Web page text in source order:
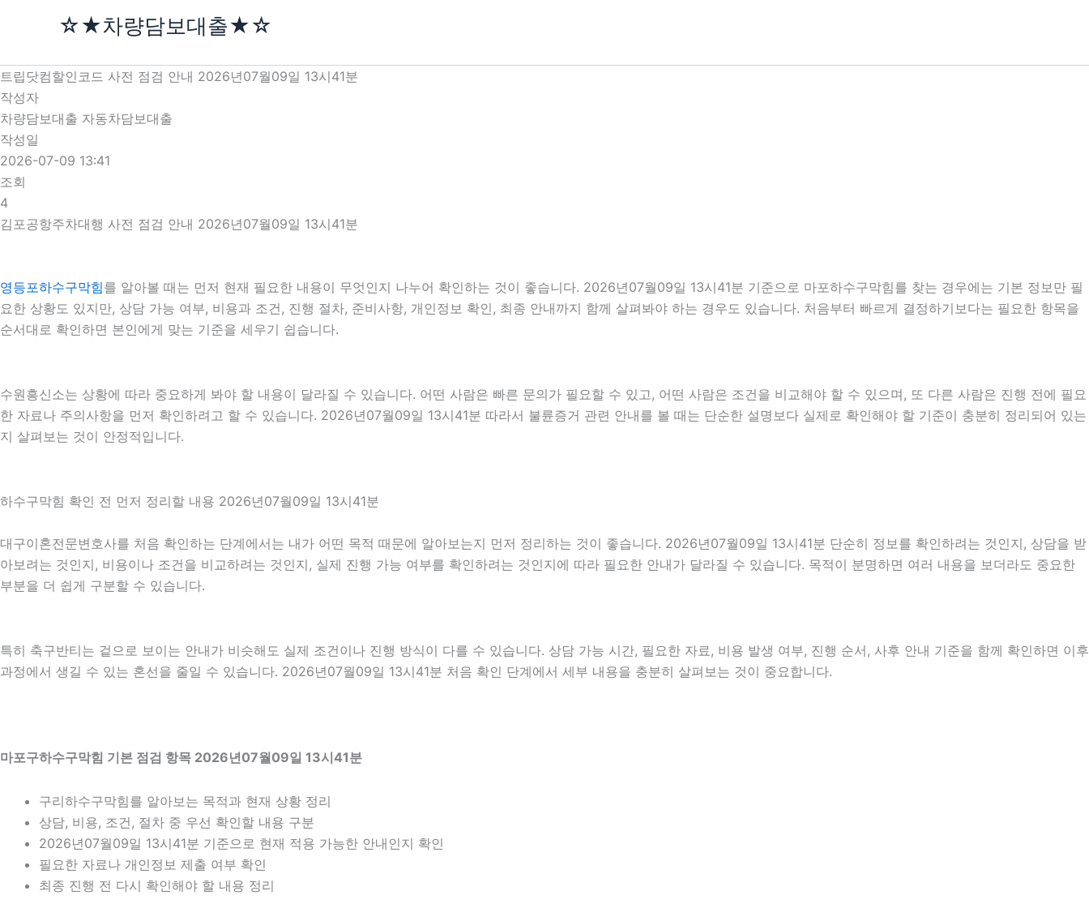
로
건
너
뛰
기
☆★차량담보대출★☆
트립닷컴할인코드 사전 점검 안내 2026년07월09일 13시41분
작성자
차량담보대출 자동차담보대출
작성일
2026-07-09 13:41
조회
4
김포공항주차대행 사전 점검 안내 2026년07월09일 13시41분
영등포하수구막힘를 알아볼 때는 먼저 현재 필요한 내용이 무엇인지 나누어 확인하는 것이 좋습니다. 2026년07월09일 13시41분 기준으로 마포하수구막힘를 찾는 경우에는 기본 정보만 필
요한 상황도 있지만, 상담 가능 여부, 비용과 조건, 진행 절차, 준비사항, 개인정보 확인, 최종 안내까지 함께 살펴봐야 하는 경우도 있습니다. 처음부터 빠르게 결정하기보다는 필요한 항목을
순서대로 확인하면 본인에게 맞는 기준을 세우기 쉽습니다.
수원흥신소는 상황에 따라 중요하게 봐야 할 내용이 달라질 수 있습니다. 어떤 사람은 빠른 문의가 필요할 수 있고, 어떤 사람은 조건을 비교해야 할 수 있으며, 또 다른 사람은 진행 전에 필요
한 자료나 주의사항을 먼저 확인하려고 할 수 있습니다. 2026년07월09일 13시41분 따라서 불륜증거 관련 안내를 볼 때는 단순한 설명보다 실제로 확인해야 할 기준이 충분히 정리되어 있는
지 살펴보는 것이 안정적입니다.
하수구막힘 확인 전 먼저 정리할 내용 2026년07월09일 13시41분
대구이혼전문변호사를 처음 확인하는 단계에서는 내가 어떤 목적 때문에 알아보는지 먼저 정리하는 것이 좋습니다. 2026년07월09일 13시41분 단순히 정보를 확인하려는 것인지, 상담을 받
아보려는 것인지, 비용이나 조건을 비교하려는 것인지, 실제 진행 가능 여부를 확인하려는 것인지에 따라 필요한 안내가 달라질 수 있습니다. 목적이 분명하면 여러 내용을 보더라도 중요한
부분을 더 쉽게 구분할 수 있습니다.
특히 축구반티는 겉으로 보이는 안내가 비슷해도 실제 조건이나 진행 방식이 다를 수 있습니다. 상담 가능 시간, 필요한 자료, 비용 발생 여부, 진행 순서, 사후 안내 기준을 함께 확인하면 이후
과정에서 생길 수 있는 혼선을 줄일 수 있습니다. 2026년07월09일 13시41분 처음 확인 단계에서 세부 내용을 충분히 살펴보는 것이 중요합니다.
마포구하수구막힘 기본 점검 항목 2026년07월09일 13시41분
구리하수구막힘를 알아보는 목적과 현재 상황 정리
상담, 비용, 조건, 절차 중 우선 확인할 내용 구분
2026년07월09일 13시41분 기준으로 현재 적용 가능한 안내인지 확인
필요한 자료나 개인정보 제출 여부 확인
최종 진행 전 다시 확인해야 할 내용 정리